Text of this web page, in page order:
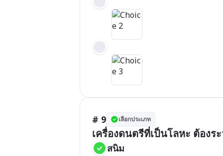
# 9 เลือกประเภท
เครื่องดนตรีที่เป็นโลหะ ต้องระ
สนิม